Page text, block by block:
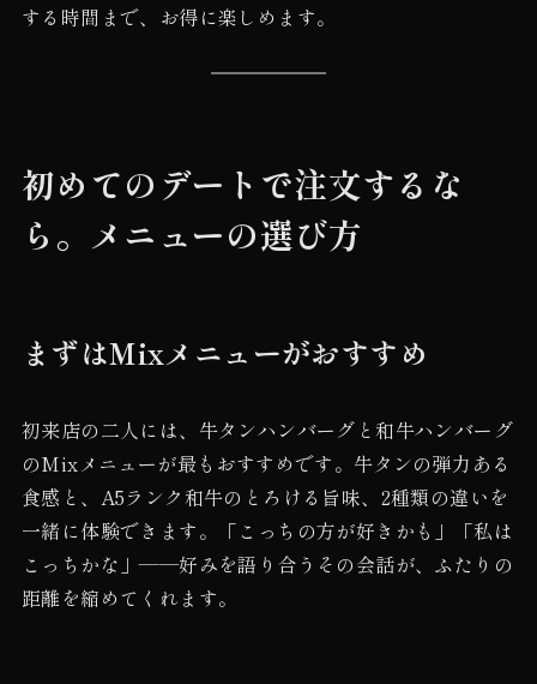
する時間まで、お得に楽しめます。
初めてのデートで注文するな
ら。メニューの選び方
まずはMixメニューがおすすめ
初来店の二人には、牛タンハンバーグと和牛ハンバーグ
のMixメニューが最もおすすめです。牛タンの弾力ある
食感と、A5ランク和牛のとろける旨味、2種類の違いを
一緒に体験できます。「こっちの方が好きかも」「私は
こっちかな」——好みを語り合うその会話が、ふたりの
距離を縮めてくれます。